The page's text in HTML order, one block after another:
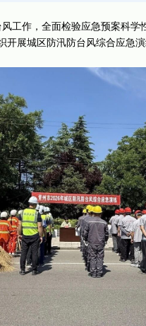
工作，全面检验应急预案科
开展城区防汛防台风综合应急